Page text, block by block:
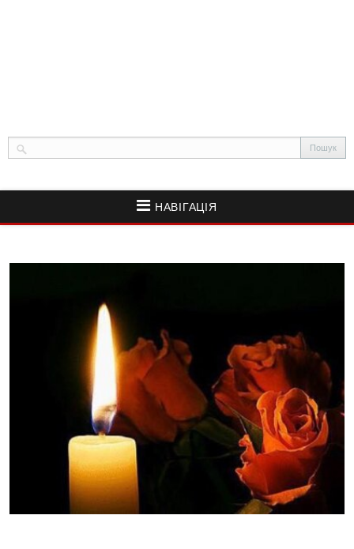
НАВІГАЦІЯ